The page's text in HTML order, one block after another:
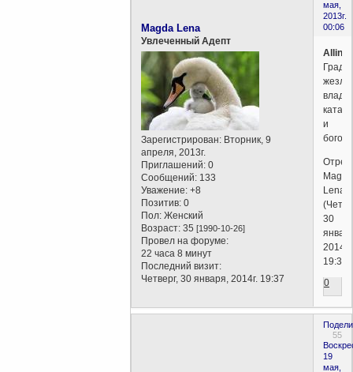
мая,
2013г.
00:06
Magda Lena
Увлеченный Адепт
Зарегистрирован: Вторник, 9
апреля, 2013г.
Приглашений: 0
Сообщений: 133
Уважение: +8
Позитив: 0
Пол: Женский
Возраст: 35[1990-10-26]
Провел на форуме:
22 часа 8 минут
Последний визит:
Четверг, 30 января, 2014г. 19:37
и
Magda
Lena
30
2014г.
19:37)
0
55
19
мая,